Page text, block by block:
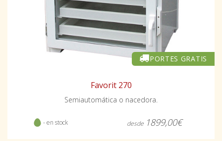
PORTES GRATIS
Favorit 270
Semiautomática o nacedora.
- en stock desde 1899,00€